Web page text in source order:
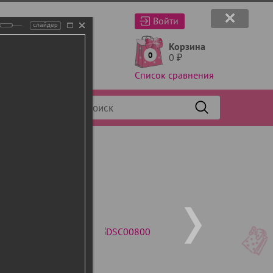
Войти
0
Корзина
0 ₽
Список сравнения
слайдер